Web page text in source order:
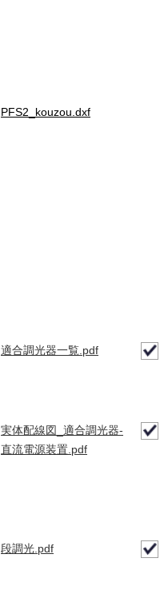
PFS2_kouzou.dxf
適合調光器一覧.pdf
実体配線図_適合調光器-
直流電源装置.pdf
段調光.pdf